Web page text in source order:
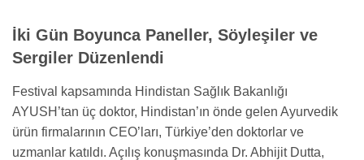
İki Gün Boyunca Paneller, Söyleşiler ve
Sergiler Düzenlendi
Festival kapsamında Hindistan Sağlık Bakanlığı
AYUSH’tan üç doktor, Hindistan’ın önde gelen Ayurvedik
ürün firmalarının CEO’ları, Türkiye’den doktorlar ve
uzmanlar katıldı. Açılış konuşmasında Dr. Abhijit Dutta,